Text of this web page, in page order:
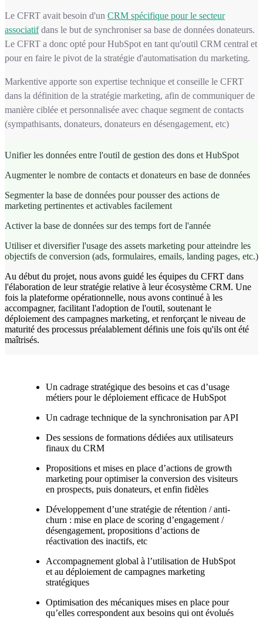
Le CFRT avait besoin d'un CRM spécifique pour le secteur
associatifdans le but de synchroniser sa base de données donateurs.
Le CFRT a donc opté pour HubSpot en tant qu'outil CRM central et
pour en faire le pivot de la stratégie d'automatisation du marketing.
Markentive apporte son expertise technique et conseille le CFRT
dans la définition de la stratégie marketing, afin de communiquer de
manière ciblée et personnalisée avec chaque segment de contacts
(sympathisants, donateurs, donateurs en désengagement, etc)
Unifier les données entre l'outil de gestion des dons et HubSpot
Augmenter le nombre de contacts et donateurs en base de données
Segmenter la base de données pour pousser des actions de
marketing pertinentes et activables facilement
Activer la base de données sur des temps fort de l'année
Utiliser et diversifier l'usage des assets marketing pour atteindre les
objectifs de conversion (ads, formulaires, emails, landing pages, etc.)
Au début du projet, nous avons guidé les équipes du CFRT dans
l'élaboration de leur stratégie relative à leur écosystème CRM. Une
fois la plateforme opérationnelle, nous avons continué à les
accompagner, facilitant l'adoption de l'outil, soutenant le
déploiement des campagnes marketing, et renforçant le niveau de
maturité des processus préalablement définis une fois qu'ils ont été
maîtrisés.
Un cadrage stratégique des besoins et cas d’usage
métiers pour le déploiement efficace de HubSpot
Un cadrage technique de la synchronisation par API
Des sessions de formations dédiées aux utilisateurs
finaux du CRM
Propositions et mises en place d’actions de growth
marketing pour optimiser la conversion des visiteurs
en prospects, puis donateurs, et enfin fidèles
Développement d’une stratégie de rétention / anti-
churn : mise en place de scoring d’engagement /
désengagement, propositions d’actions de
réactivation des inactifs, etc
Accompagnement global à l’utilisation de HubSpot
et au déploiement de campagnes marketing
stratégiques
Optimisation des mécaniques mises en place pour
qu’elles correspondent aux besoins qui ont évolués